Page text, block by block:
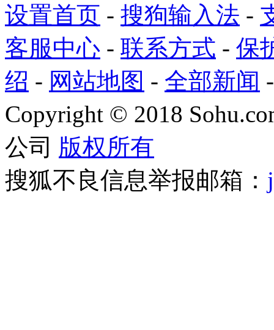
设置首页 - 搜狗输入法 -
客服中心 - 联系方式 - 保
绍 - 网站地图 - 全部新闻
Copyright © 2018
公司 版权所有
搜狐不良信息举报邮箱：